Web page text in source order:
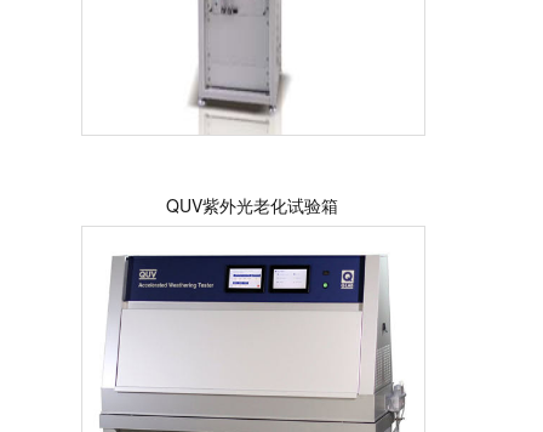
QUV紫外光老化试验箱